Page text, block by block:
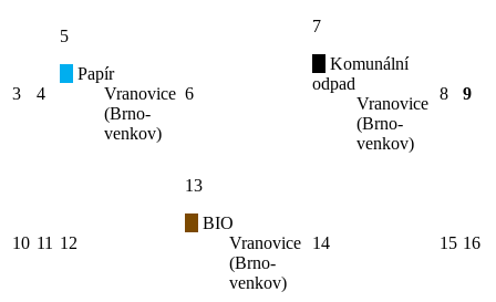
3 4
5
Papír
Vranovice
(Brno-
venkov)
6
7
Komunální
odpad
Vranovice
(Brno-
venkov)
8 9
10 11 12
13
BIO
Vranovice
(Brno-
venkov)
14 15 16